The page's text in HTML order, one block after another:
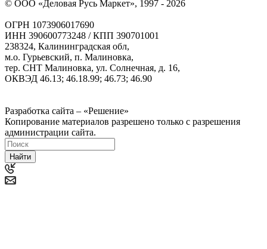
© ООО «Деловая Русь Маркет», 1997 - 2026
ОГРН 1073906017690
ИНН 390600773248 / КПП 390701001
238324, Калининградская обл,
м.о. Гурьевский, п. Малиновка,
тер. СНТ Малиновка, ул. Солнечная, д. 16,
ОКВЭД 46.13; 46.18.99; 46.73; 46.90
Разработка сайта – «Решение»
Копирование материалов разрешено только с разрешения
администрации сайта.
Найти